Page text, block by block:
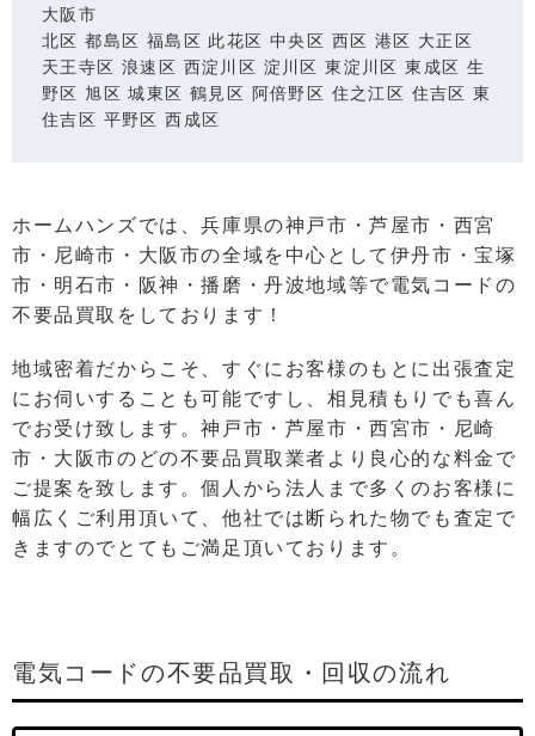
⼤阪市
北区 都島区 福島区 此花区 中央区 ⻄区 港区 ⼤正区
天王寺区 浪速区 ⻄淀川区 淀川区 東淀川区 東成区 ⽣
野区 旭区 城東区 鶴⾒区 阿倍野区 住之江区 住吉区 東
住吉区 平野区 ⻄成区
ホームハンズでは、兵庫県の神戸市・芦屋市・西宮
市・尼崎市・大阪市の全域を中心として伊丹市・宝塚
市・明石市・阪神・播磨・丹波地域等で電気コードの
不要品買取をしております！
地域密着だからこそ、すぐにお客様のもとに出張査定
にお伺いすることも可能ですし、相⾒積もりでも喜ん
でお受け致します。神戸市・芦屋市・西宮市・尼崎
市・大阪市のどの不要品買取業者より良⼼的な料⾦で
ご提案を致します。個⼈から法⼈まで多くのお客様に
幅広くご利⽤頂いて、他社では断られた物でも査定で
きますのでとてもご満⾜頂いております。
電気コードの不要品買取・回収の流れ